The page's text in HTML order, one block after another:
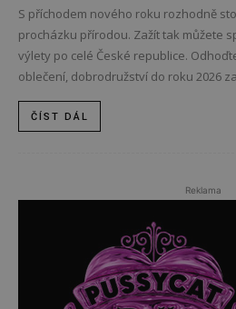
S příchodem nového roku rozhodně
procházku přírodou. Zažít tak můžete
výlety po celé České republice.
oblečení, dobrodružství do roku 2026
ČÍST DÁL
Reklama